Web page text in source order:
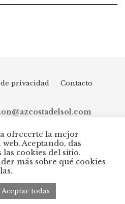
privacidad Contacto
digital de Málaga capital hasta
Benalmádena, Fuengirola,
Benahavís, Estepona y Casares.
ofrecerte la mejor
Aceptando, das
cookies del sitio.
más sobre qué cookies
Aceptar todas